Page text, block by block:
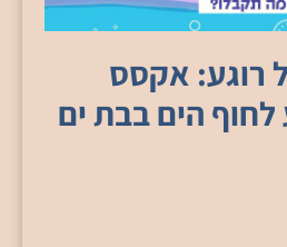
רוגע: אקסס
הים בבת ים